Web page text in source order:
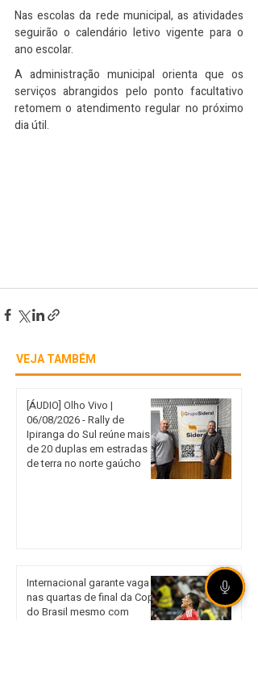
Nas escolas da rede municipal, as atividades
seguirão o calendário letivo vigente para o
ano escolar.
A administração municipal orienta que os
serviços abrangidos pelo ponto facultativo
retomem o atendimento regular no próximo
dia útil.
VEJA TAMBÉM
[ÁUDIO] Olho Vivo |
06/08/2026 - Rally de
Ipiranga do Sul reúne mais
de 20 duplas em estradas
de terra no norte gaúcho
Internacional garante vaga
nas quartas de final da Copa
do Brasil mesmo com